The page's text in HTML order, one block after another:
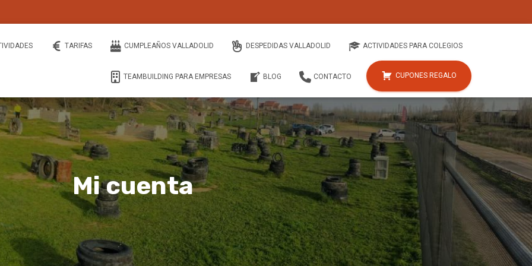
TARIFAS CUMPLEAÑOS VALLADOLID DESPEDIDAS VALLADOLID ACTIVIDADES PARA COLEGIOS
TEAMBUILDING PARA EMPRESAS BLOG CONTACTO CUPONES REGALO
Mi cuenta